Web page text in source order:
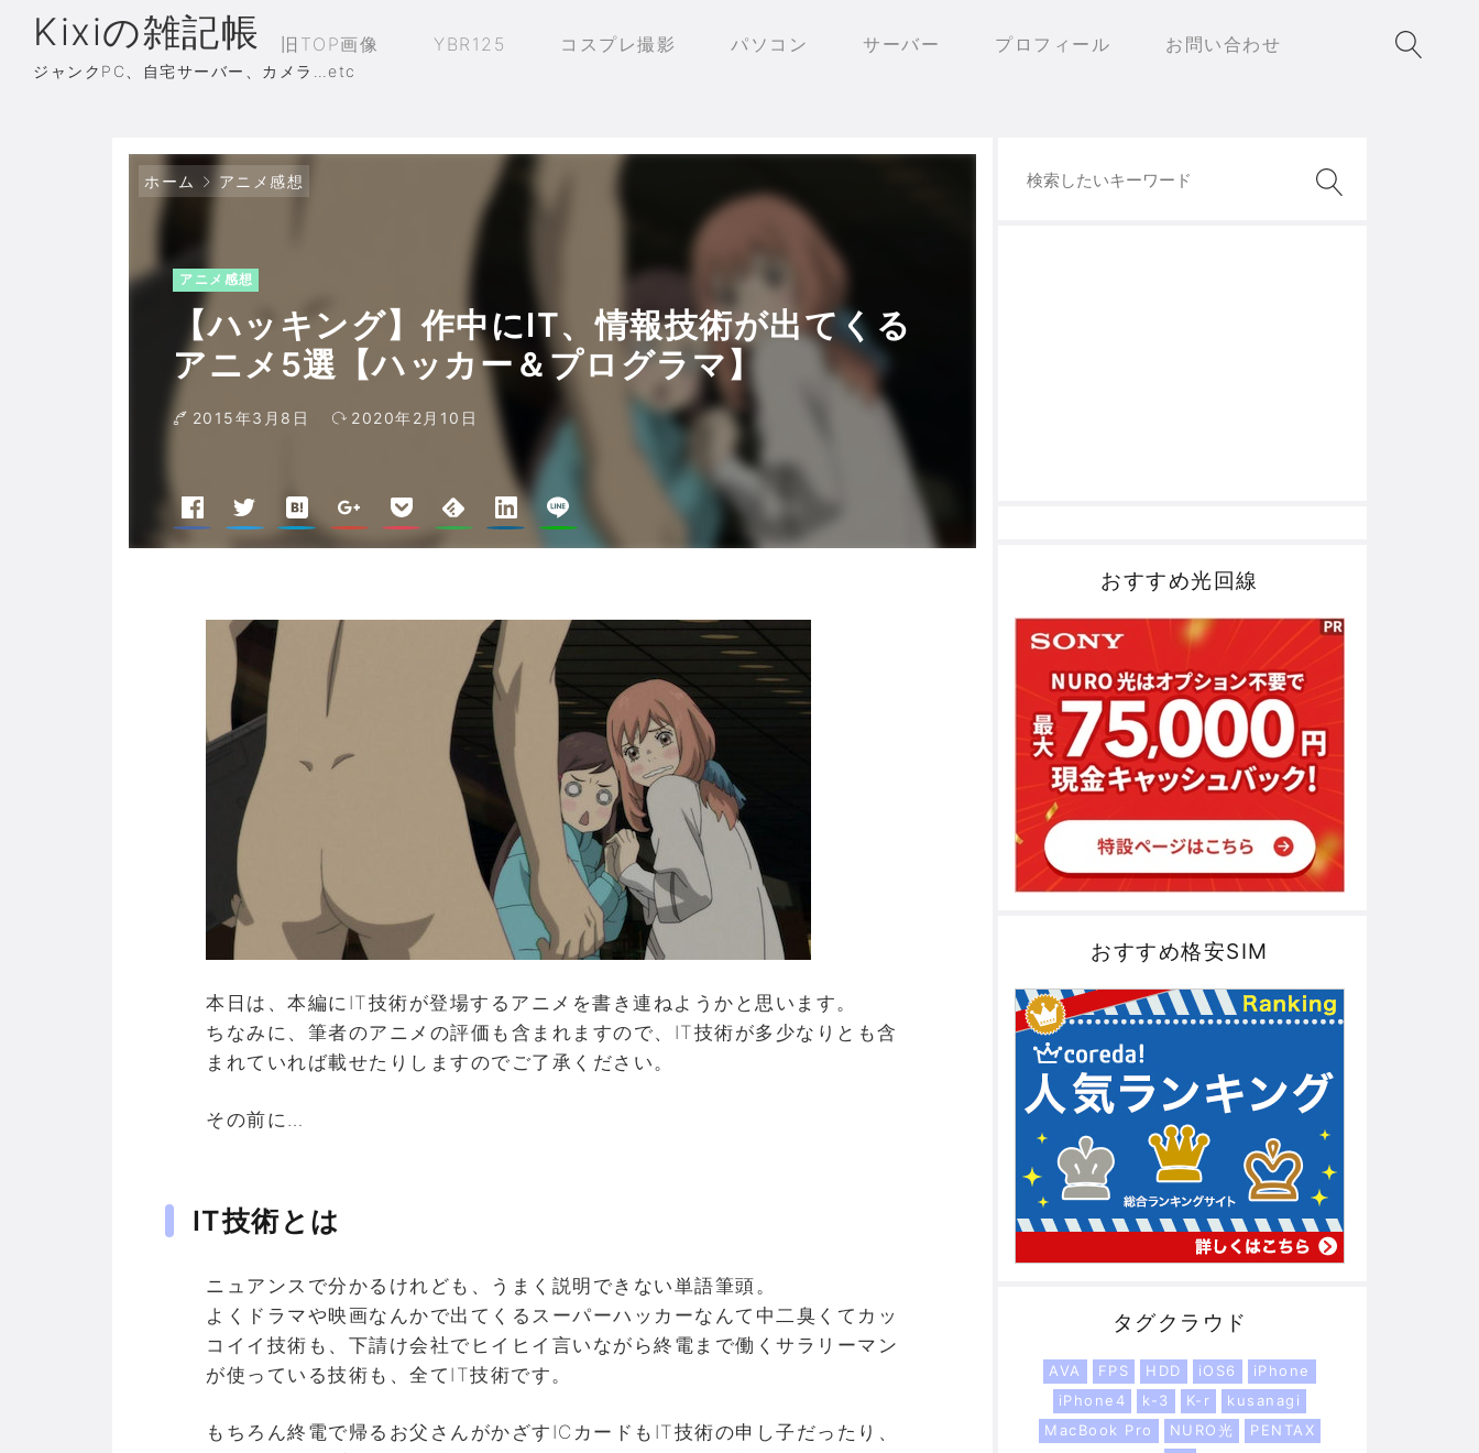
Kixiの雑記帳
ジャンクPC、自宅サーバー、カメラ…etc
旧TOP画像 YBR125 コスプレ撮影 パソコン サーバー プロフィール お問い合わせ
ホーム アニメ感想
アニメ感想
【ハッキング】作中にIT、情報技術が出てくる
アニメ5選【ハッカー＆プログラマ】
2015年3月8日 2020年2月10日
本日は、本編にIT技術が登場するアニメを書き連ねようかと思います。
ちなみに、筆者のアニメの評価も含まれますので、IT技術が多少なりとも含
まれていれば載せたりしますのでご了承ください。
その前に…
IT技術とは
ニュアンスで分かるけれども、うまく説明できない単語筆頭。
よくドラマや映画なんかで出てくるスーパーハッカーなんて中二臭くてカッ
コイイ技術も、下請け会社でヒイヒイ言いながら終電まで働くサラリーマン
が使っている技術も、全てIT技術です。
もちろん終電で帰るお父さんがかざすICカードもIT技術の申し子だったり、
おすすめ光回線
おすすめ格安SIM
タグクラウド
AVA FPS HDD iOS6
iPhone
iPhone4
k-3 K-r
kusanagi
MacBook Pro
NURO光
PENTAX